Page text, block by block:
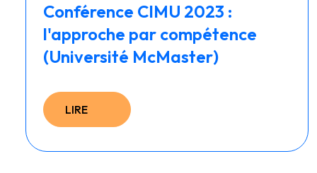
Conférence CIMU 2023 :
l'approche par compétence
(Université McMaster)
LIRE